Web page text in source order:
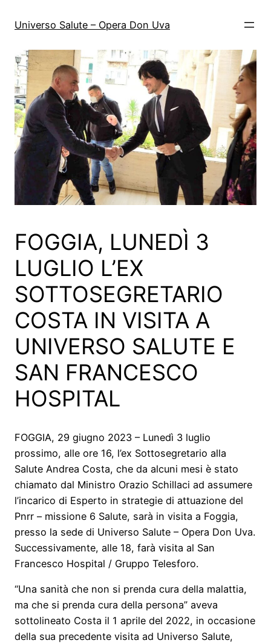
Universo Salute – Opera Don Uva
FOGGIA, LUNEDÌ 3
LUGLIO L’EX
SOTTOSEGRETARIO
COSTA IN VISITA A
UNIVERSO SALUTE E
SAN FRANCESCO
HOSPITAL
FOGGIA, 29 giugno 2023 – Lunedì 3 luglio
prossimo, alle ore 16, l’ex Sottosegretario alla
Salute Andrea Costa, che da alcuni mesi è stato
chiamato dal Ministro Orazio Schillaci ad assumere
l’incarico di Esperto in strategie di attuazione del
Pnrr – missione 6 Salute, sarà in visita a Foggia,
presso la sede di Universo Salute – Opera Don Uva.
Successivamente, alle 18, farà visita al San
Francesco Hospital / Gruppo Telesforo.
“Una sanità che non si prenda cura della malattia,
ma che si prenda cura della persona” aveva
sottolineato Costa il 1 aprile del 2022, in occasione
della sua precedente visita ad Universo Salute,